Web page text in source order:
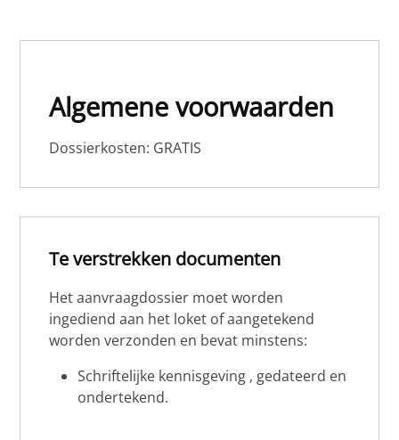
Algemene voorwaarden
Dossierkosten: GRATIS
Te verstrekken documenten
Het aanvraagdossier moet worden
ingediend aan het loket of aangetekend
worden verzonden en bevat minstens:
Schriftelijke kennisgeving , gedateerd en
ondertekend.